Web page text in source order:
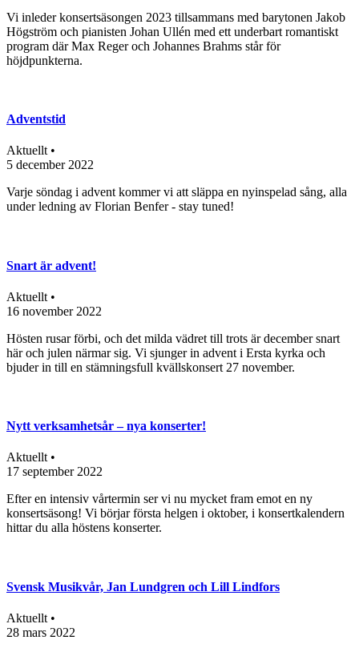
Vi inleder konsertsäsongen 2023 tillsammans med barytonen Jakob
Högström och pianisten Johan Ullén med ett underbart romantiskt
program där Max Reger och Johannes Brahms står för
höjdpunkterna.
Adventstid
Aktuellt •
5 december 2022
Varje söndag i advent kommer vi att släppa en nyinspelad sång, alla
under ledning av Florian Benfer - stay tuned!
Snart är advent!
Aktuellt •
16 november 2022
Hösten rusar förbi, och det milda vädret till trots är december snart
här och julen närmar sig. Vi sjunger in advent i Ersta kyrka och
bjuder in till en stämningsfull kvällskonsert 27 november.
Nytt verksamhetsår – nya konserter!
Aktuellt •
17 september 2022
Efter en intensiv vårtermin ser vi nu mycket fram emot en ny
konsertsäsong! Vi börjar första helgen i oktober, i konsertkalendern
hittar du alla höstens konserter.
Svensk Musikvår, Jan Lundgren och Lill Lindfors
Aktuellt •
28 mars 2022